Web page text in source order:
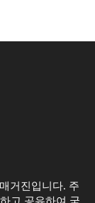
거진입니다. 주